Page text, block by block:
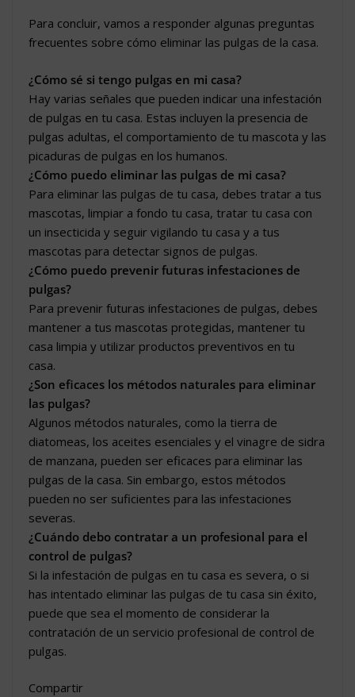
Para concluir, vamos a responder algunas preguntas
frecuentes sobre cómo eliminar las pulgas de la casa.
¿Cómo sé si tengo pulgas en mi casa?
Hay varias señales que pueden indicar una infestación
de pulgas en tu casa. Estas incluyen la presencia de
pulgas adultas, el comportamiento de tu mascota y las
picaduras de pulgas en los humanos.
¿Cómo puedo eliminar las pulgas de mi casa?
Para eliminar las pulgas de tu casa, debes tratar a tus
mascotas, limpiar a fondo tu casa, tratar tu casa con
un insecticida y seguir vigilando tu casa y a tus
mascotas para detectar signos de pulgas.
¿Cómo puedo prevenir futuras infestaciones de
pulgas?
Para prevenir futuras infestaciones de pulgas, debes
mantener a tus mascotas protegidas, mantener tu
casa limpia y utilizar productos preventivos en tu
casa.
¿Son eficaces los métodos naturales para eliminar
las pulgas?
Algunos métodos naturales, como la tierra de
diatomeas, los aceites esenciales y el vinagre de sidra
de manzana, pueden ser eficaces para eliminar las
pulgas de la casa. Sin embargo, estos métodos
pueden no ser suficientes para las infestaciones
severas.
¿Cuándo debo contratar a un profesional para el
control de pulgas?
Si la infestación de pulgas en tu casa es severa, o si
has intentado eliminar las pulgas de tu casa sin éxito,
puede que sea el momento de considerar la
contratación de un servicio profesional de control de
pulgas.
Compartir